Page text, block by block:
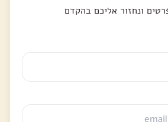
ונחזור אליכם בהקדם